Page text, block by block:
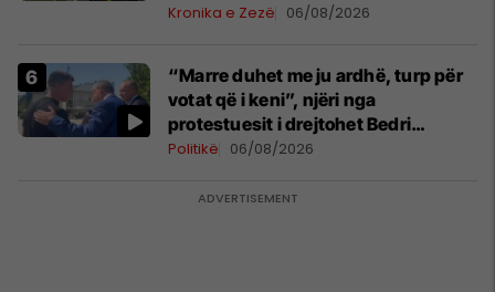
Ferizajt
Kronika e Zezë 06/08/2026
“Marre duhet me ju ardhë, turp për
votat që i keni”, njëri nga
protestuesit i drejtohet Bedri
Hamzës
Politikë 06/08/2026